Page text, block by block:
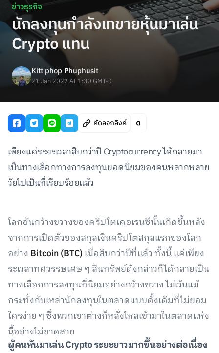
ข่าวธุรกิจ
นักลงทุนกำลังเทขายหุ้นมาเล่น
Crypto แทน
Kittiphop Phuphusit
21 Jan 2022 AT 1:30 GMT-0
คัดลอกลิงค์
เพียงแค่ระยะเวลาสิบกว่าปี Cryptocurrency ได้กลายมา
เป็นทางเลือกทางการลงทุนยอดนิยมของคนหลากหลาย
วัยไปเป็นที่เรียบร้อยแล้ว
โลกอันกว้างขวางของคริปโตเคอเรนซีนั้นเกิดขึ้นหลัง
จากการเปิดตัวของสกุลเงินคริปโตสกุลแรกของโลก
อย่าง Bitcoin (BTC) เมื่อสิบกว่าปีที่แล้ว ทั้งนี้ แค่เพียง
ระเวลาทศวรรษเศษ ๆ สินทรัพย์ดังกล่าวก็ได้กลายเป็น
ทางเลือกการลงทุนที่นิยมอย่างกว้างขวาง ไม่เว้นแม้
กระทั่งกับเหล่านักลงทุนในตลาดแบบดั้งเดิมที่ไม่ยอม
ใครง่าย ๆ ซึ่งพวกเขาต่างก็หลั่งไหลเข้ามาในตลาดแห่ง
นี้อย่างไม่ขาดสาย
ผู้คนหันมาเล่น Crypto ระยะยาวมากขึ้นอย่างต่อเนื่อง